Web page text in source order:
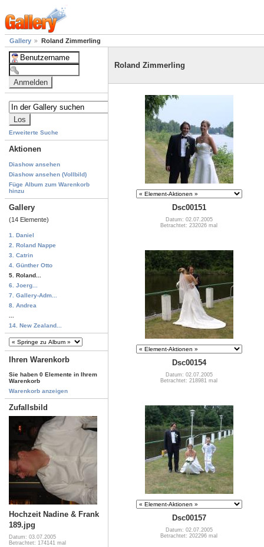
Gallery Roland Zimmerling
Erweiterte Suche
Aktionen
Diashow ansehen
Diashow ansehen (Vollbild)
Füge Album zum Warenkorb
hinzu
Gallery
(14 Elemente)
1. Daniel
2. Roland Nappe
3. Catrin
4. Günther Otto
5. Roland...
6. Joerg...
7. Gallery-Adm...
8. Andrea
14. New Zealand...
Ihren Warenkorb
Sie haben 0 Elemente in Ihrem
Warenkorb
Warenkorb anzeigen
Zufallsbild
Hochzeit Nadine & Frank
189.jpg
Datum: 03.07.2005
Betrachtet: 174141 mal
Roland Zimmerling
Dsc00151
Datum: 02.07.2005
Betrachtet: 232026 mal
Dsc00154
Datum: 02.07.2005
Betrachtet: 218981 mal
Dsc00157
Datum: 02.07.2005
Betrachtet: 202296 mal